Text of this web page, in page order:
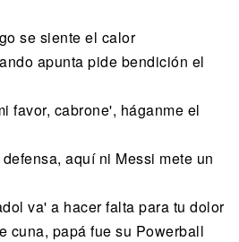
se siente el calor
apunta pide bendición el
favor, cabrone', háganme el
aquí ni Messi mete un
va' a hacer falta para tu dolor
cuna, papá fue su Powerball